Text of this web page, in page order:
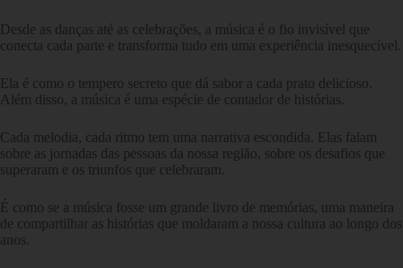
Desde as danças até as celebrações, a música é o fio invisível que
conecta cada parte e transforma tudo em uma experiência inesquecível.
Ela é como o tempero secreto que dá sabor a cada prato delicioso.
Além disso, a música é uma espécie de contador de histórias.
Cada melodia, cada ritmo tem uma narrativa escondida. Elas falam
sobre as jornadas das pessoas da nossa região, sobre os desafios que
superaram e os triunfos que celebraram.
É como se a música fosse um grande livro de memórias, uma maneira
de compartilhar as histórias que moldaram a nossa cultura ao longo dos
anos.